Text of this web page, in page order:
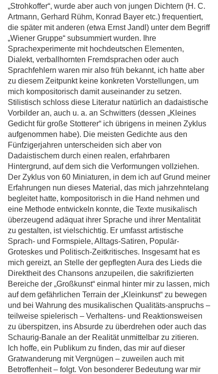
„Strohkoffer“, wurde aber auch von jungen Dichtern (H. C.
Artmann, Gerhard Rühm, Konrad Bayer etc.) frequentiert,
die später mit anderen (etwa Ernst Jandl) unter dem Begriff
„Wiener Gruppe“ subsummiert wurden. Ihre
Sprachexperimente mit hochdeutschen Elementen,
Dialekt, verballhornten Fremdsprachen oder auch
Sprachfehlern waren mir also früh bekannt, ich hatte aber
zu diesem Zeitpunkt keine konkreten Vorstellungen, um
mich kompositorisch damit auseinander zu setzen.
Stilistisch schloss diese Literatur natürlich an dadaistische
Vorbilder an, auch u. a. an Schwitters (dessen „Kleines
Gedicht für große Stotterer“ ich übrigens in meinen Zyklus
aufgenommen habe). Die meisten Gedichte aus den
Fünfzigerjahren unterscheiden sich aber von
Dadaistischem durch einen realen, erfahrbaren
Hintergrund, auf dem sich die Verformungen vollziehen.
Der Zyklus von 60 Miniaturen, in dem ich auf Grund meiner
Erfahrungen nun dieses Material, das mich jahrzehntelang
begleitet hatte, kompositorisch in die Hand nehmen und
eine Methode entwickeln konnte, die Texte musikalisch
überzeugend adäquat ihrer Sprache und ihrer Mentalität
zu gestalten, ist vielschichtig. Er umfasst artistische
Sprach- und Formspiele, Alltags-Satiren, Populär-
Groteskes und Politisch-Zeitkritisches. Insgesamt hat es
mich gereizt, an Stelle der gepflegten Aura des Lieds die
Direktheit des Chansons anzupeilen, die sakrifizierten
Bereiche der „Großkunst“ einmal hinter mir zu lassen, mich
auf dem gefährlichen Terrain der „Kleinkunst“ zu bewegen
und bei Wahrung des musikalischen Qualitäts-anspruchs –
teilweise spielerisch – Verhaltens- und Reaktionsweisen
zu überspitzen, ins Absurde zu überdrehen oder auch das
Schaurig-Banale an der Realität unmittelbar zu zitieren.
Ich hoffe, ein Publikum zu finden, das mir auf dieser
Gratwanderung mit Vergnügen – zuweilen auch mit
Betroffenheit – folgt. Von besonderer Bedeutung war mir